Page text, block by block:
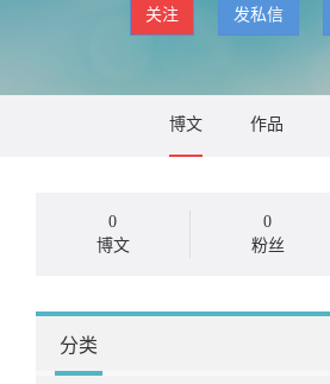
关注 发私信
博文 作品
0
博文
0
粉丝
分类